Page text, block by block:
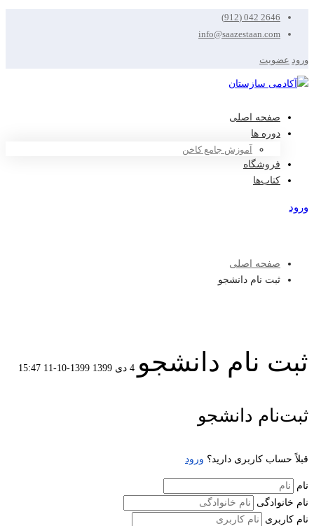
2646 042 (912)
info@saazestaan.com
ورود عضویت
صفحه اصلی
دوره ها
آموزش جامع کاخن
فروشگاه
کتاب‌ها
ورود
صفحه اصلی
ثبت نام دانشجو
ثبت نام دانشجو 4 دی 1399 1399-10-11 15:47
ثبت
نام
دانشجو
ثبت‌نام دانشجو
قبلاً حساب کاربری دارید؟ ورود
نام
نام خانوادگی
نام کاربری